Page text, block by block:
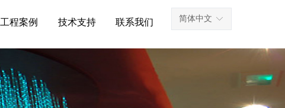
工程案例 技术支持 联系我们 ꀅ
简体中文